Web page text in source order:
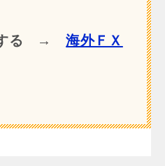
する →海外ＦＸ